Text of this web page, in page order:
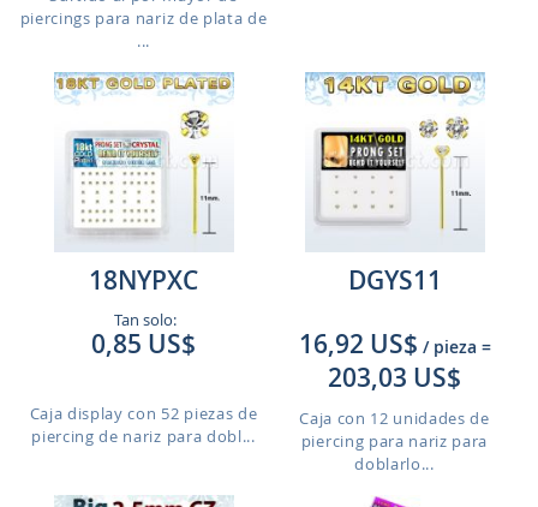
piercings para nariz de plata de
...
18NYPXC
Tan solo:
0,85 US$
Caja display con 52 piezas de
piercing de nariz para dobl...
DGYS11
16,92 US$ / pieza =
203,03 US$
Caja con 12 unidades de
piercing para nariz para
doblarlo...